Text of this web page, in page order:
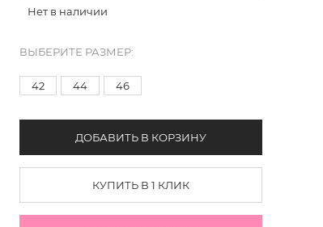
Нет в наличии
ВЫБЕРИТЕ РАЗМЕР:
42 44 46
ДОБАВИТЬ В КОРЗИНУ
КУПИТЬ В 1 КЛИК